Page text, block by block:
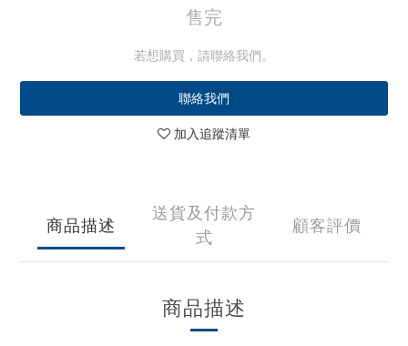
售完
若想購買，請聯絡我們。
聯絡我們
加入追蹤清單
商品描述
送貨及付款方
式
顧客評價
商品描述